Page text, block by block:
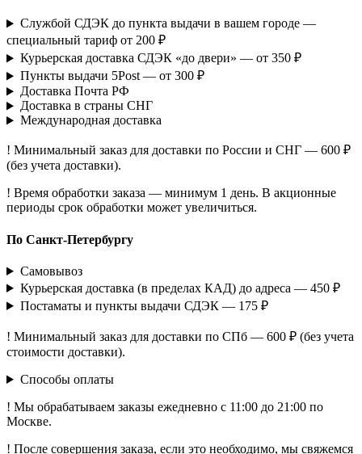
Службой СДЭК до пункта выдачи в вашем городе —
специальный тариф от 200 ₽
Курьерская доставка СДЭК «до двери» — от 350 ₽
Пункты выдачи 5Post — от 300 ₽
Доставка Почта РФ
Доставка в страны СНГ
Международная доставка
! Минимальный заказ для доставки по России и СНГ — 600 ₽
(без учета доставки).
! Время обработки заказа — минимум 1 день. В акционные
периоды срок обработки может увеличиться.
По Санкт-Петербургу
Самовывоз
Курьерская доставка (в пределах КАД) до адреса — 450 ₽
Постаматы и пункты выдачи СДЭК — 175 ₽
! Минимальный заказ для доставки по СПб — 600 ₽ (без учета
стоимости доставки).
Способы оплаты
! Мы обрабатываем заказы ежедневно с 11:00 до 21:00 по
Москве.
! После совершения заказа, если это необходимо, мы свяжемся